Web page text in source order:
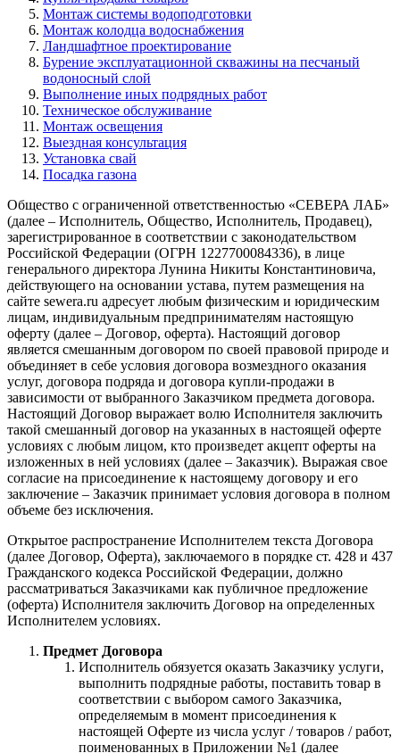
Монтаж системы водоподготовки
Монтаж колодца водоснабжения
Ландшафтное проектирование
Бурение эксплуатационной скважины на песчаный
водоносный слой
Выполнение иных подрядных работ
Техническое обслуживание
Монтаж освещения
Выездная консультация
Установка свай
Посадка газона
Общество с ограниченной ответственностью «СЕВЕРА ЛАБ»
(далее – Исполнитель, Общество, Исполнитель, Продавец),
зарегистрированное в соответствии с законодательством
Российской Федерации (ОГРН 1227700084336), в лице
генерального директора Лунина Никиты Константиновича,
действующего на основании устава, путем размещения на
сайте sewera.ru адресует любым физическим и юридическим
лицам, индивидуальным предпринимателям настоящую
оферту (далее – Договор, оферта). Настоящий договор
является смешанным договором по своей правовой природе и
объединяет в себе условия договора возмездного оказания
услуг, договора подряда и договора купли-продажи в
зависимости от выбранного Заказчиком предмета договора.
Настоящий Договор выражает волю Исполнителя заключить
такой смешанный договор на указанных в настоящей оферте
условиях с любым лицом, кто произведет акцепт оферты на
изложенных в ней условиях (далее – Заказчик). Выражая свое
согласие на присоединение к настоящему договору и его
заключение – Заказчик принимает условия договора в полном
объеме без исключения.
Открытое распространение Исполнителем текста Договора
(далее Договор, Оферта), заключаемого в порядке ст. 428 и 437
Гражданского кодекса Российской Федерации, должно
рассматриваться Заказчиками как публичное предложение
(оферта) Исполнителя заключить Договор на определенных
Исполнителем условиях.
Предмет Договора
Исполнитель обязуется оказать Заказчику услуги,
выполнить подрядные работы, поставить товар в
соответствии с выбором самого Заказчика,
определяемым в момент присоединения к
настоящей Оферте из числа услуг / товаров / работ,
поименованных в Приложении №1 (далее